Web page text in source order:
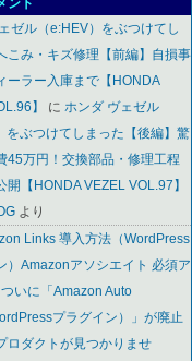
ント
ゼル（e:HEV）をぶつけてし
こみ・キズ修理【前編】自損事
ーラー入庫まで【HONDA
】
に ホンダ ヴェゼル
をぶつけてしまった【後編】驚
45万円！交換部品・修理工程
開【HONDA VEZEL VOL.97】
より
Links 導入方法（WordPress
）Amazonアソシエイト 必須ア
ついに「Amazon Auto
プラグイン）」が廃止
ロダクトが見つかりませ